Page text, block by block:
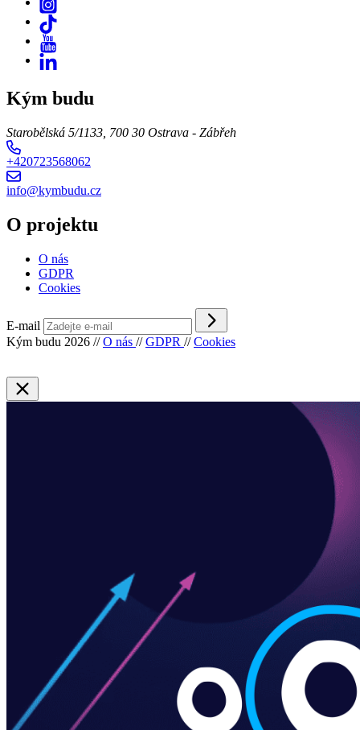
Kým budu
Starobělská 5/1133, 700 30 Ostrava - Zábřeh
+420723568062
info@kymbudu.cz
O projektu
O nás
GDPR
Cookies
E-mail
Kým budu 2026 // O nás // GDPR // Cookies